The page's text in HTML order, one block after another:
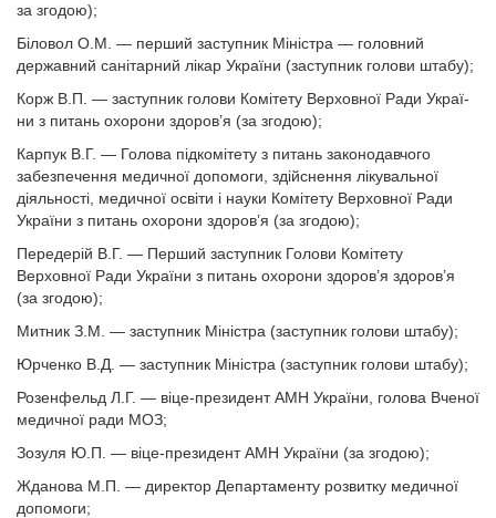
за згодою);
Біловол О.М. — перший заступник Міністра — головний
державний санітарний лікар України (заступник голови штабу);
Корж В.П. — заступник голови Комітету Верховної Ради Украї­
ни з питань охорони здоров’я (за згодою);
Карпук В.Г. — Голова підкомітету з питань законодавчого
забезпечення медичної допомоги, здійснення лікувальної
діяльності, медичної освіти і науки Комітету Верховної Ради
України з питань охорони здоров’я (за згодою);
Передерій В.Г. — Перший заступник Голови Комітету
Верховної Ради України з питань охорони здоров’я здоров’я
(за згодою);
Митник З.М. — заступник Міністра (заступник голови штабу);
Юрченко В.Д. — заступник Міністра (заступник голови штабу);
Розенфельд Л.Г. — віце-президент АМН України, голова Вченої
медичної ради МОЗ;
Зозуля Ю.П. — віце-президент АМН України (за згодою);
Жданова М.П. — директор Департаменту розвитку медичної
допомоги;